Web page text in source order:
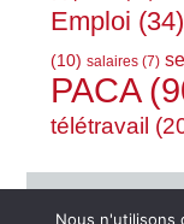
Emploi (34)
(10) salaires (7)
PACA
télétravail
Nous n'utilisons